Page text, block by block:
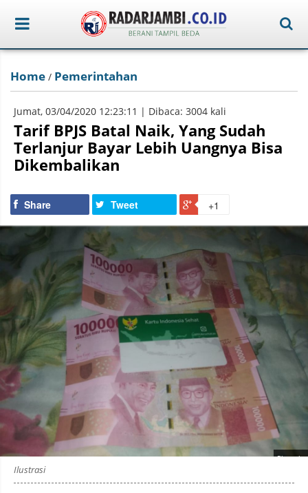
Home / Pemerintahan
Jumat, 03/04/2020 12:23:11 | Dibaca: 3004 kali
Tarif BPJS Batal Naik, Yang Sudah
Terlanjur Bayar Lebih Uangnya Bisa
Dikembalikan
Share Tweet +1
Photo by
Ilustrasi